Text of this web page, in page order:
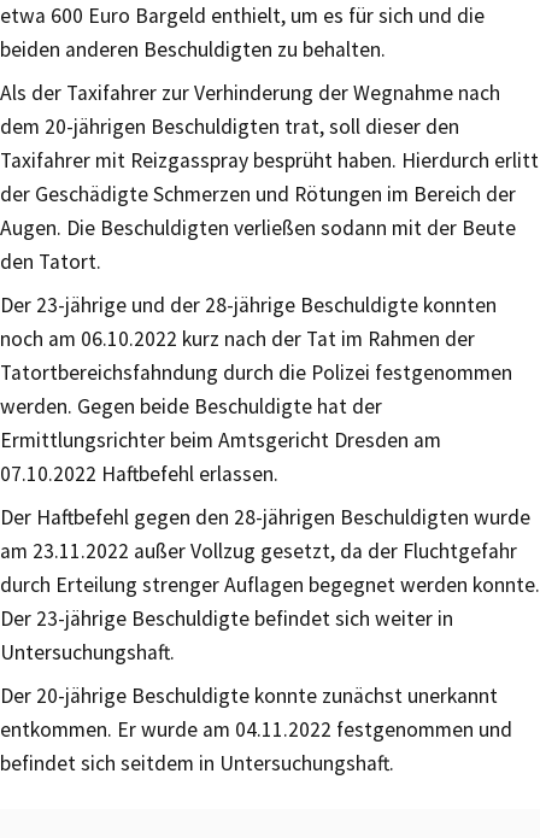
etwa 600 Euro Bargeld enthielt, um es für sich und die
beiden anderen Beschuldigten zu behalten.
Als der Taxifahrer zur Verhinderung der Wegnahme nach
dem 20-jährigen Beschuldigten trat, soll dieser den
Taxifahrer mit Reizgasspray besprüht haben. Hierdurch erlitt
der Geschädigte Schmerzen und Rötungen im Bereich der
Augen. Die Beschuldigten verließen sodann mit der Beute
den Tatort.
Der 23-jährige und der 28-jährige Beschuldigte konnten
noch am 06.10.2022 kurz nach der Tat im Rahmen der
Tatortbereichsfahndung durch die Polizei festgenommen
werden. Gegen beide Beschuldigte hat der
Ermittlungsrichter beim Amtsgericht Dresden am
07.10.2022 Haftbefehl erlassen.
Der Haftbefehl gegen den 28-jährigen Beschuldigten wurde
am 23.11.2022 außer Vollzug gesetzt, da der Fluchtgefahr
durch Erteilung strenger Auflagen begegnet werden konnte.
Der 23-jährige Beschuldigte befindet sich weiter in
Untersuchungshaft.
Der 20-jährige Beschuldigte konnte zunächst unerkannt
entkommen. Er wurde am 04.11.2022 festgenommen und
befindet sich seitdem in Untersuchungshaft.